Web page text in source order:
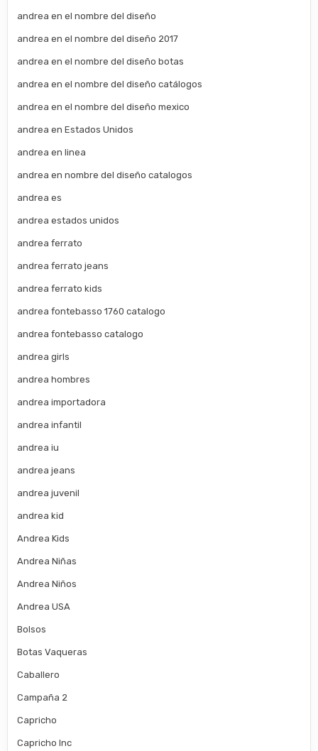
andrea en el nombre del diseño
andrea en el nombre del diseño 2017
andrea en el nombre del diseño botas
andrea en el nombre del diseño catálogos
andrea en el nombre del diseño mexico
andrea en Estados Unidos
andrea en linea
andrea en nombre del diseño catalogos
andrea es
andrea estados unidos
andrea ferrato
andrea ferrato jeans
andrea ferrato kids
andrea fontebasso 1760 catalogo
andrea fontebasso catalogo
andrea girls
andrea hombres
andrea importadora
andrea infantil
andrea iu
andrea jeans
andrea juvenil
andrea kid
Andrea Kids
Andrea Niñas
Andrea Niños
Andrea USA
Bolsos
Botas Vaqueras
Caballero
Campaña 2
Capricho
Capricho Inc